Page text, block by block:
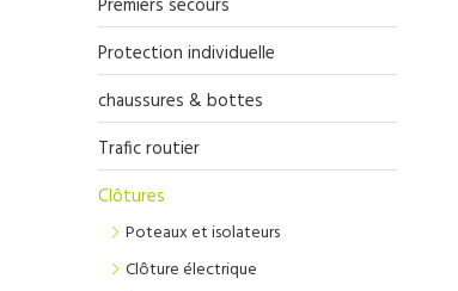
Premiers secours
Protection individuelle
chaussures & bottes
Trafic routier
Clôtures
Poteaux et isolateurs
Clôture électrique